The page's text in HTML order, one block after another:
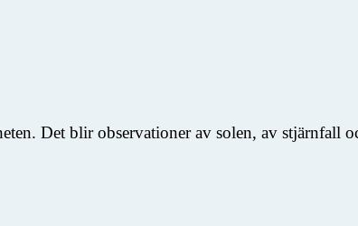
Det blir observationer av solen, av stjärnfall